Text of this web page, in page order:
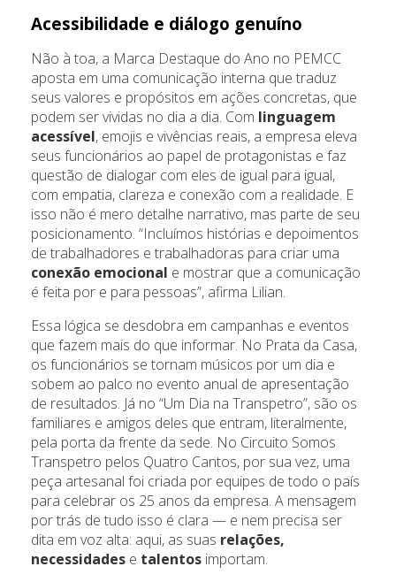
Acessibilidade e diálogo genuíno
Não à toa, a Marca Destaque do Ano no PEMCC
aposta em uma comunicação interna que traduz
seus valores e propósitos em ações concretas, que
podem ser vividas no dia a dia. Com linguagem
acessível, emojis e vivências reais, a empresa eleva
seus funcionários ao papel de protagonistas e faz
questão de dialogar com eles de igual para igual,
com empatia, clareza e conexão com a realidade. E
isso não é mero detalhe narrativo, mas parte de seu
posicionamento. “Incluímos histórias e depoimentos
de trabalhadores e trabalhadoras para criar uma
conexão emocional e mostrar que a comunicação
é feita por e para pessoas”, afirma Lilian.
Essa lógica se desdobra em campanhas e eventos
que fazem mais do que informar. No Prata da Casa,
os funcionários se tornam músicos por um dia e
sobem ao palco no evento anual de apresentação
de resultados. Já no “Um Dia na Transpetro”, são os
familiares e amigos deles que entram, literalmente,
pela porta da frente da sede. No Circuito Somos
Transpetro pelos Quatro Cantos, por sua vez, uma
peça artesanal foi criada por equipes de todo o país
para celebrar os 25 anos da empresa. A mensagem
por trás de tudo isso é clara — e nem precisa ser
dita em voz alta: aqui, as suas relações,
necessidades e talentos importam.